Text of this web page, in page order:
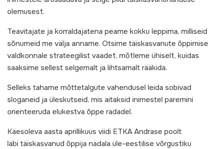
olemusest.
Teavitajate ja korraldajatena peame kokku leppima, milliseid
sõnumeid me välja anname. Otsime täiskasvanute õppimise
valdkonnale strateegilist vaadet, mõtleme ühiselt, kuidas
saaksime sellest selgemalt ja lihtsamalt rääkida.
Selleks tahame mõttetalgute vahendusel leida sobivad
sloganeid ja üleskutseid, mis aitaksid inimestel paremini
orienteeruda elukestva õppe radadel.
Käesoleva aasta aprillikuus viidi ETKA Andrase poolt
läbi täiskasvanud õppija nädala üle-eestilise võrgustiku